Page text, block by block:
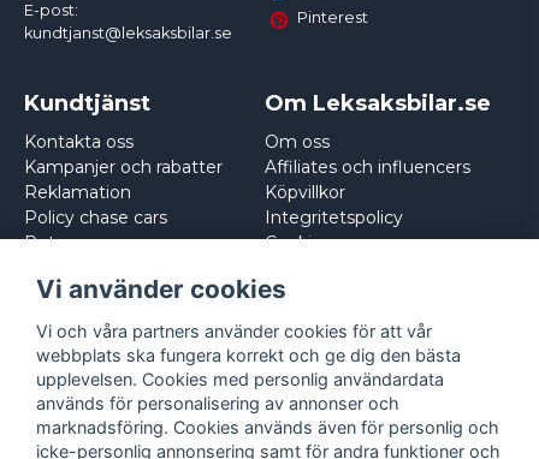
E-post:
kundtjanst@leksaksbilar.se
Pinterest
Kundtjänst
Kontakta oss
Kampanjer och rabatter
Reklamation
Policy chase cars
Returnera
Om Leksaksbilar.se
Om oss
Affiliates och influencers
Köpvillkor
Integritetspolicy
Cookies
Vi använder cookies
Vi och våra partners använder cookies för att vår
webbplats ska fungera korrekt och ge dig den bästa
upplevelsen. Cookies med personlig användardata
används för personalisering av annonser och
marknadsföring. Cookies används även för personlig och
icke-personlig annonsering samt för andra funktioner och